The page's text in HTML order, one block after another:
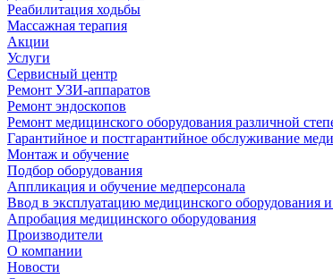
Реабилитация ходьбы
Массажная терапия
Акции
Услуги
Сервисный центр
Ремонт УЗИ-аппаратов
Ремонт эндоскопов
Ремонт медицинского оборудования различной
Гарантийное и постгарантийное обслуживание
Монтаж и обучение
Подбор оборудования
Аппликация и обучение медперсонала
Ввод в эксплуатацию медицинского оборудования
Апробация медицинского оборудования
Производители
О компании
Новости